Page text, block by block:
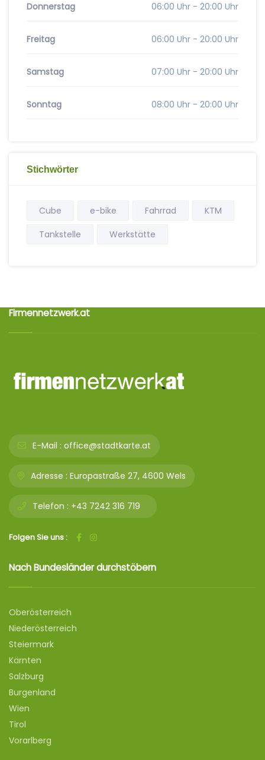
Donnerstag 06:00 Uhr - 20:00 Uhr
Freitag 06:00 Uhr - 20:00 Uhr
Samstag 07:00 Uhr - 20:00 Uhr
Sonntag 08:00 Uhr - 20:00 Uhr
Stichwörter
Cube e-bike Fahrrad
KTM
Tankstelle
Werkstätte
Firmennetzwerk.at
E-Mail : office@stadtkarte.at
Adresse : Europastraße 27, 4600 Wels
Telefon : +43 7242 316 719
Folgen Sie uns :
Nach Bundesländer durchstöbern
Oberösterreich
Niederösterreich
Steiermark
Kärnten
Salzburg
Burgenland
Wien
Tirol
Vorarlberg